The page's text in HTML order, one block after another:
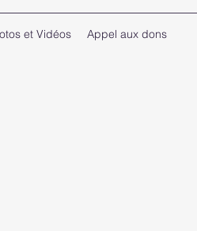
et Vidéos Appel aux dons